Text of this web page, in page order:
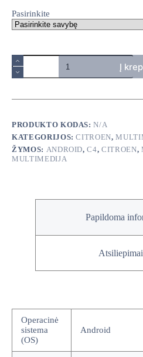
Pasirinkite
produkto
kiekis:
Citroen
2004-
multimedija
Į
PRODUKTO KODAS:N/A
KATEGORIJOS:CITROEN,
ŽYMOS: ANDROID,C4,CITROEN,
MULTIMEDIJA
Papildoma
Operacinė
sistema
(OS)
Android